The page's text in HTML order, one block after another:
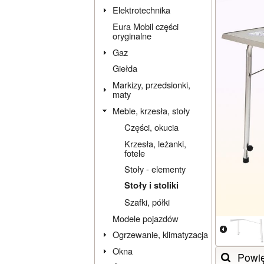
Elektrotechnika
Eura Mobil części
oryginalne
Gaz
Giełda
Markizy, przedsionki,
maty
Meble, krzesła, stoły
Części, okucia
Krzesła, leżanki,
fotele
Stoły - elementy
Stoły i stoliki
Szafki, półki
Modele pojazdów
Ogrzewanie, klimatyzacja
Okna